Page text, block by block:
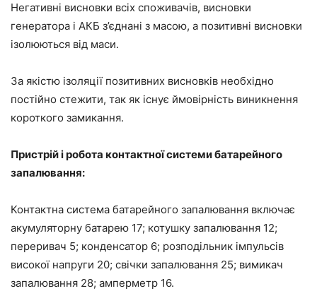
Негативні висновки всіх споживачів, висновки
генератора і АКБ з’єднані з масою, а позитивні висновки
ізолюються від маси.
За якістю ізоляції позитивних висновків необхідно
постійно стежити, так як існує ймовірність виникнення
короткого замикання.
Пристрій і робота контактної системи батарейного
запалювання:
Контактна система батарейного запалювання включає
акумуляторну батарею 17; котушку запалювання 12;
переривач 5; конденсатор 6; розподільник імпульсів
високої напруги 20; свічки запалювання 25; вимикач
запалювання 28; амперметр 16.